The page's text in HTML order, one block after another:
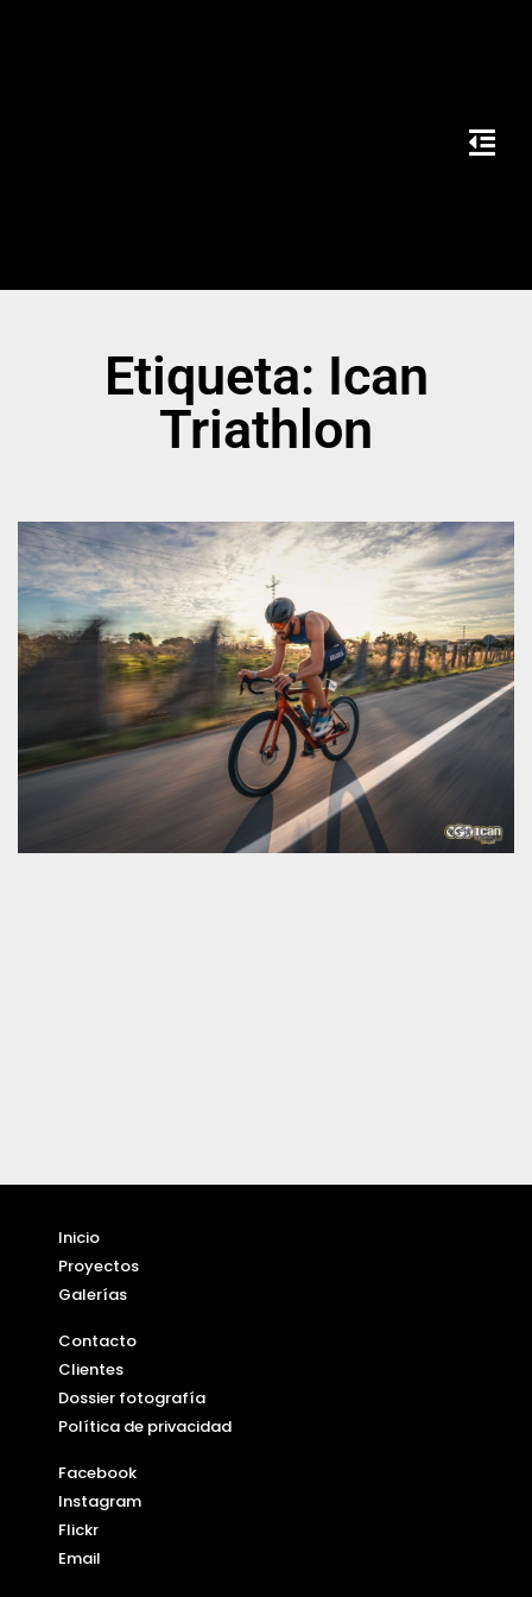
Etiqueta: Ican
Triathlon
Inicio
Proyectos
Galerías
Contacto
Clientes
Dossier fotografía
Política de privacidad
Facebook
Instagram
Flickr
Email